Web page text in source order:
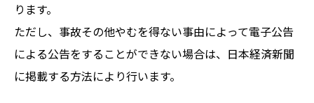
ります。
ただし、事故その他やむを得ない事由によって電子公告
による公告をすることができない場合は、日本経済新聞
に掲載する方法により行います。